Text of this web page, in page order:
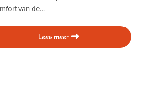
van de…
Lees meer